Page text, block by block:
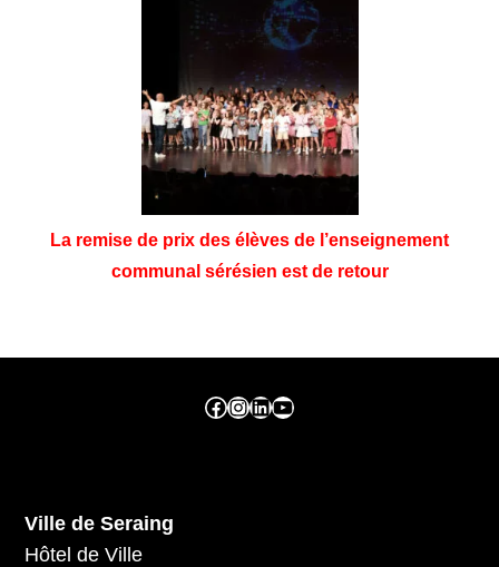
La remise de prix des élèves de l’enseignement
communal sérésien est de retour
Facebook ville de seraing Instragram ville de seraing linkedin – ville de seraing YouTube
Ville de Seraing
Hôtel de Ville